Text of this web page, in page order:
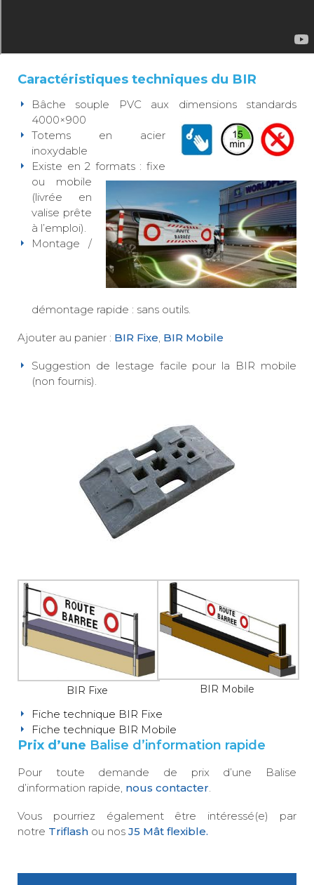
Caractéristiques techniques du BIR
Bâche souple PVC aux dimensions standards
4000×900
Totems en acier
inoxydable
Existe en 2 formats : fixe
ou mobile
(livrée en
valise prête
à l’emploi).
Montage /
démontage rapide : sans outils.
Ajouter au panier : BIR Fixe, BIR Mobile
Suggestion de lestage facile pour la BIR mobile
(non fournis).
BIR Fixe BIR Mobile
Fiche technique BIR Fixe
Fiche technique BIR Mobile
Prix d’une Balise d’information rapide
Pour toute demande de prix d’une Balise
d’information rapide, nous contacter.
Vous pourriez également être intéressé(e) par
notre Triflash ou nos J5 Mât flexible.